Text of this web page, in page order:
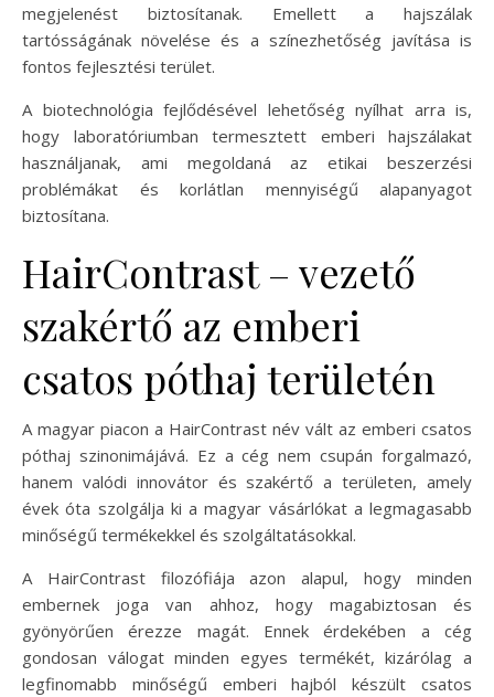
megjelenést biztosítanak. Emellett a hajszálak
tartósságának növelése és a színezhetőség javítása is
fontos fejlesztési terület.
A biotechnológia fejlődésével lehetőség nyílhat arra is,
hogy laboratóriumban termesztett emberi hajszálakat
használjanak, ami megoldaná az etikai beszerzési
problémákat és korlátlan mennyiségű alapanyagot
biztosítana.
HairContrast – vezető
szakértő az emberi
csatos póthaj területén
A magyar piacon a HairContrast név vált az emberi csatos
póthaj szinonimájává. Ez a cég nem csupán forgalmazó,
hanem valódi innovátor és szakértő a területen, amely
évek óta szolgálja ki a magyar vásárlókat a legmagasabb
minőségű termékekkel és szolgáltatásokkal.
A HairContrast filozófiája azon alapul, hogy minden
embernek joga van ahhoz, hogy magabiztosan és
gyönyörűen érezze magát. Ennek érdekében a cég
gondosan válogat minden egyes termékét, kizárólag a
legfinomabb minőségű emberi hajból készült csatos